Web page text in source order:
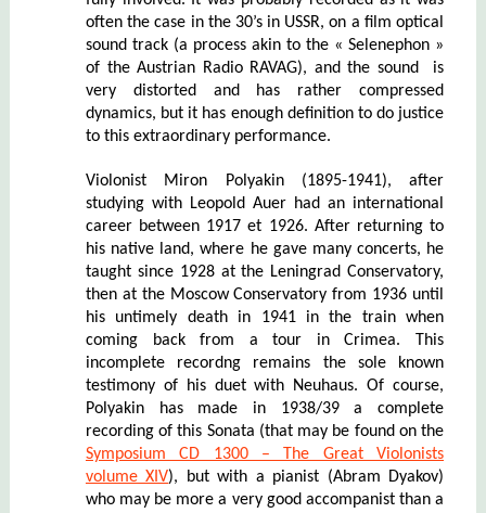
often the case in the 30’s in USSR,on a film optical
sound track (a process akin to the « Selenephon »
of the Austrian Radio RAVAG), and the sound is
very distorted and has rather compressed
dynamics, but it has enough definition to do justice
to this extraordinary performance.
Violonist Miron Polyakin (1895-1941), after
studying with Leopold Auer had an international
career between 1917 et 1926. After returning to
his native land, where he gave many concerts, he
taught since 1928 at the Leningrad Conservatory,
then at the Moscow Conservatory from 1936 until
his untimely death in 1941 in the train when
coming back from a tour in Crimea. This
incomplete recordng remains the sole known
testimony of his duet with Neuhaus. Of course,
Polyakin has made in 1938/39 a complete
recording of this Sonata (that may be found on the
Symposium CD 1300 – The Great Violonists
volume XIV), but with a pianist (Abram Dyakov)
who may be more a very good accompanist than a